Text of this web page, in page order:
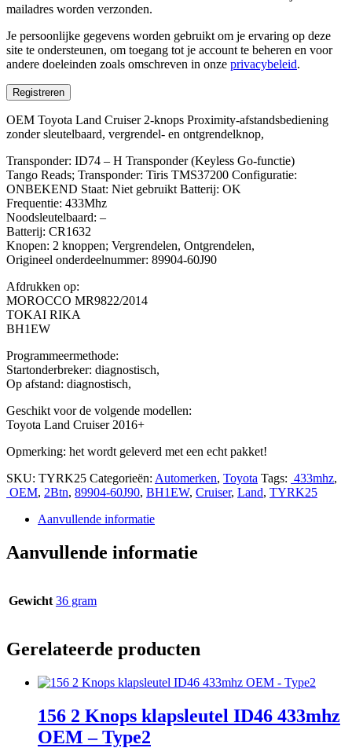
mailadres worden verzonden.
Je persoonlijke gegevens worden gebruikt om je ervaring op deze
site te ondersteunen, om toegang tot je account te beheren en voor
andere doeleinden zoals omschreven in onze privacybeleid.
Registreren
OEM Toyota Land Cruiser 2-knops Proximity-afstandsbediening
zonder sleutelbaard, vergrendel- en ontgrendelknop,
Transponder: ID74 – H Transponder (Keyless Go-functie)
Tango Reads; Transponder: Tiris TMS37200 Configuratie:
ONBEKEND Staat: Niet gebruikt Batterij: OK
Frequentie: 433Mhz
Noodsleutelbaard: –
Batterij: CR1632
Knopen: 2 knoppen; Vergrendelen, Ontgrendelen,
Origineel onderdeelnummer: 89904-60J90
Afdrukken op:
MOROCCO MR9822/2014
TOKAI RIKA
BH1EW
Programmeermethode:
Startonderbreker: diagnostisch,
Op afstand: diagnostisch,
Geschikt voor de volgende modellen:
Toyota Land Cruiser 2016+
Opmerking: het wordt geleverd met een echt pakket!
SKU: TYRK25 Categorieën: Automerken, Toyota Tags: 433mhz,
OEM, 2Btn, 89904-60J90, BH1EW, Cruiser, Land, TYRK25
Aanvullende informatie
Aanvullende informatie
Gewicht 36 gram
Gerelateerde producten
156 2 Knops klapsleutel ID46 433mhz
OEM – Type2